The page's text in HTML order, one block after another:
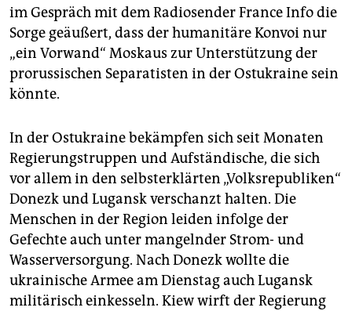
im Gespräch mit dem Radiosender France Info die
Sorge geäußert, dass der humanitäre Konvoi nur
„ein Vorwand“ Moskaus zur Unterstützung der
prorussischen Separatisten in der Ostukraine sein
könnte.
In der Ostukraine bekämpfen sich seit Monaten
Regierungstruppen und Aufständische, die sich
vor allem in den selbsterklärten „Volksrepubliken“
Donezk und Lugansk verschanzt halten. Die
Menschen in der Region leiden infolge der
Gefechte auch unter mangelnder Strom- und
Wasserversorgung. Nach Donezk wollte die
ukrainische Armee am Dienstag auch Lugansk
militärisch einkesseln. Kiew wirft der Regierung